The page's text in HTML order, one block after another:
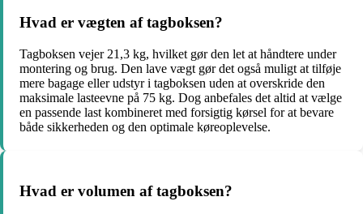
Hvad er vægten af tagboksen?
Tagboksen vejer 21,3 kg, hvilket gør den let at håndtere under
montering og brug. Den lave vægt gør det også muligt at tilføje
mere bagage eller udstyr i tagboksen uden at overskride den
maksimale lasteevne på 75 kg. Dog anbefales det altid at vælge
en passende last kombineret med forsigtig kørsel for at bevare
både sikkerheden og den optimale køreoplevelse.
Hvad er volumen af tagboksen?